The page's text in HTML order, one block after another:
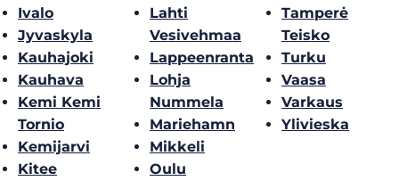
Ivalo
Jyvaskyla
Kauhajoki
Kauhava
Kemi Kemi
Tornio
Kemijarvi
Kitee
Lahti
Vesivehmaa
Lappeenranta
Lohja
Nummela
Mariehamn
Mikkeli
Oulu
Tamperė
Teisko
Turku
Vaasa
Varkaus
Ylivieska